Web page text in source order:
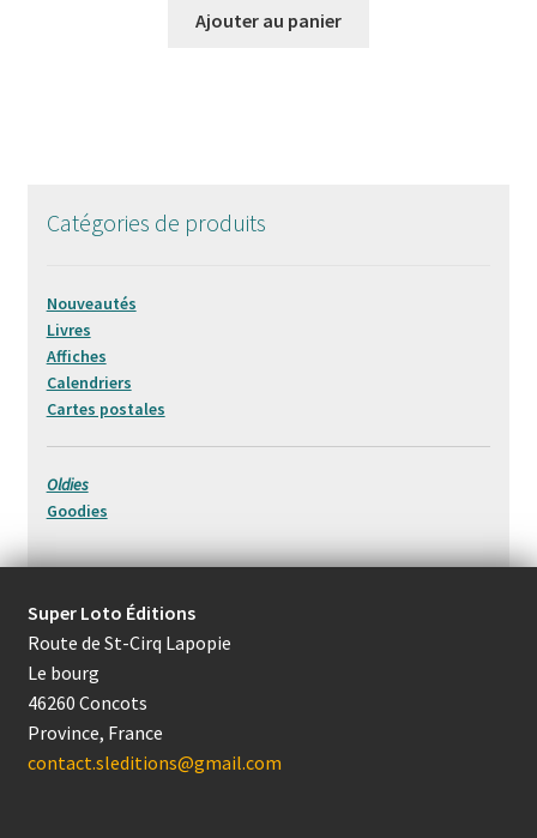
Ajouter au panier
Catégories de produits
Nouveautés
Livres
Affiches
Calendriers
Cartes postales
Oldies
Goodies
Super Loto Éditions
Route de St-Cirq Lapopie
Le bourg
46260 Concots
Province, France
contact.sleditions@gmail.com